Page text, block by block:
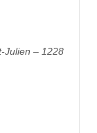
Julien – 1228